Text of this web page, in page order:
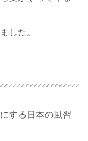
した。
する日本の風習